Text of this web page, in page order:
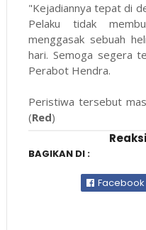
"Kejadiannya tepat di
Pelaku tidak
menggasak sebuah
hari. Semoga segera
Perabot Hendra.
Peristiwa tersebut
(Red)
BAGIKAN DI :
Facebook